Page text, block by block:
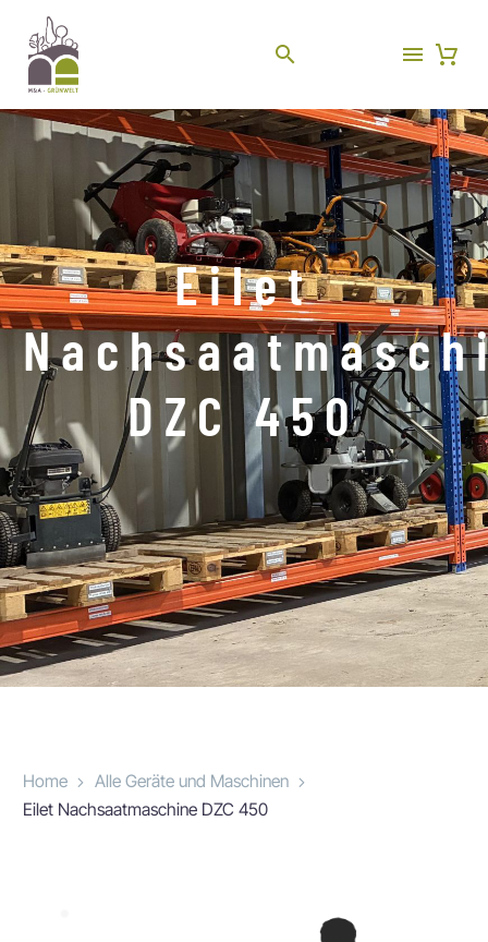
Eilet
DZC 450
Home
Alle Geräte und Maschinen
Eilet Nachsaatmaschine DZC 450